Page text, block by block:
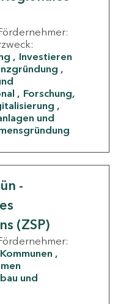
Investieren
Forschung,
und
-
(ZSP)
Kommunen
und